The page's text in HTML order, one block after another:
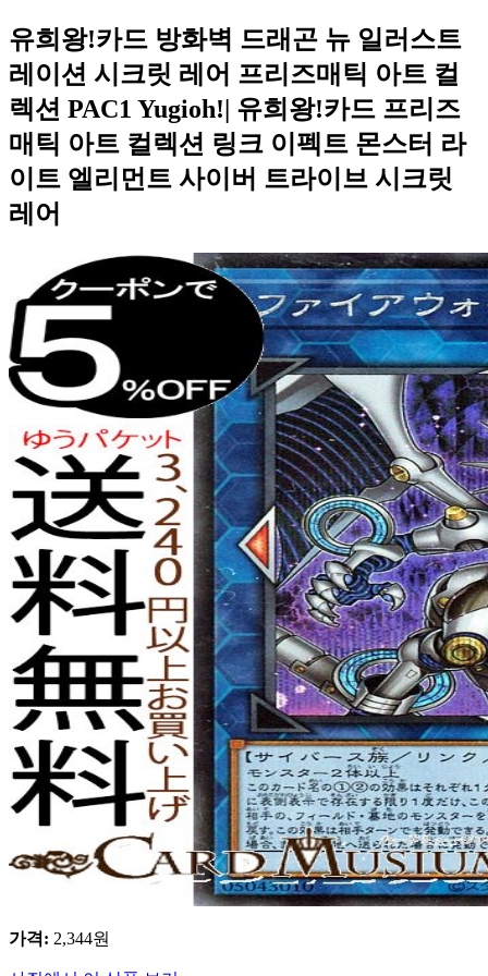
유희왕!카드 방화벽 드래곤 뉴 일러스트
레이션 시크릿 레어 프리즈매틱 아트 컬
렉션 PAC1 Yugioh!| 유희왕!카드 프리즈
매틱 아트 컬렉션 링크 이펙트 몬스터 라
이트 엘리먼트 사이버 트라이브 시크릿
레어
가격: 2,344원